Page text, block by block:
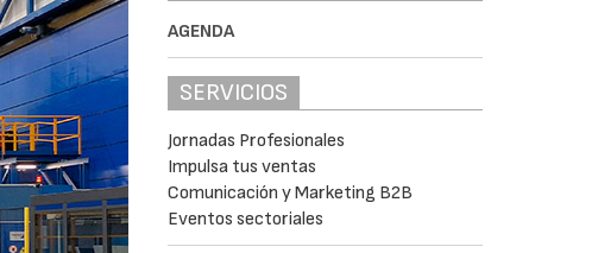
AGENDA
SERVICIOS
Jornadas Profesionales
Impulsa tus ventas
Comunicación y Marketing B2B
Eventos sectoriales